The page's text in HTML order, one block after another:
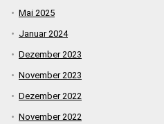
Mai 2025
Januar 2024
Dezember 2023
November 2023
Dezember 2022
November 2022